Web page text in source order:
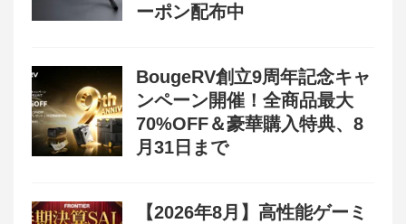
ーポン配布中
BougeRV創立9周年記念キャ
ンペーン開催！全商品最大
70%OFF＆豪華購入特典、8
月31日まで
【2026年8月】高性能ゲーミ